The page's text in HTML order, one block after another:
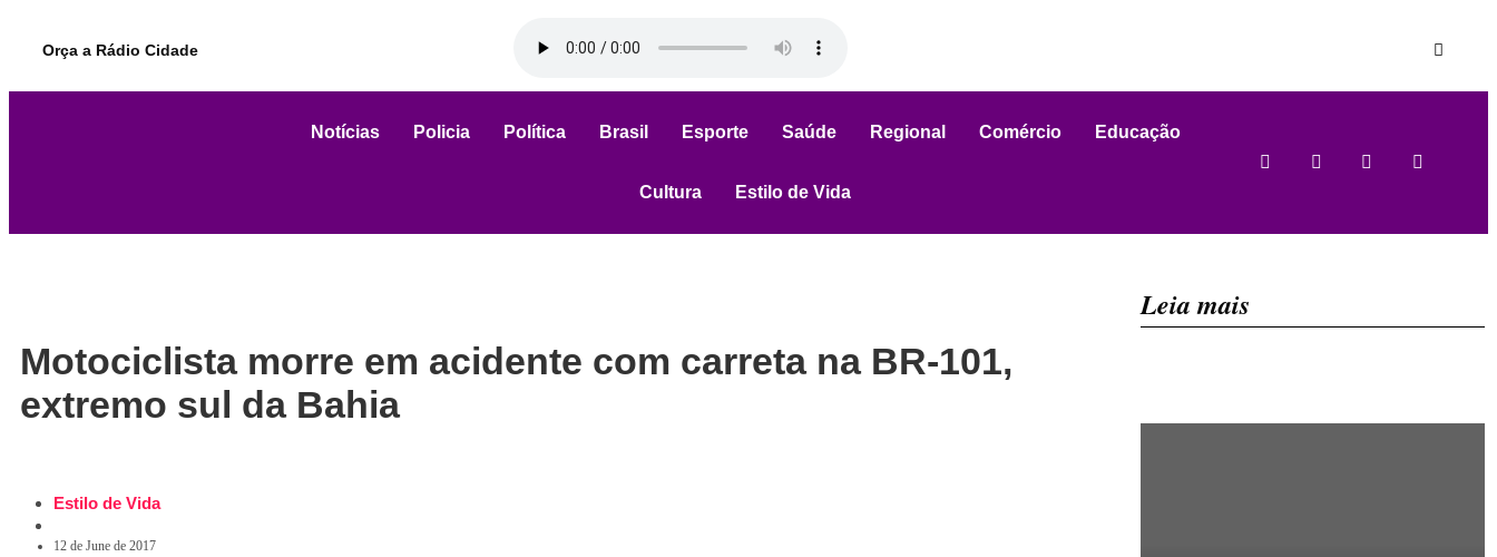
Orça a Rádio Cidade
Notícias Policia Política Brasil Esporte Saúde Regional Comércio Educação
Cultura Estilo de Vida
Motociclista morre em acidente com carreta na BR-101,
extremo sul da Bahia
Estilo de Vida
12 de June de 2017
Leia mais